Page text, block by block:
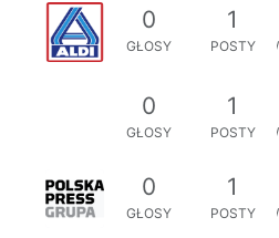
0
GŁOSY
1
POSTY
0
GŁOSY
1
POSTY
0
GŁOSY
1
POSTY